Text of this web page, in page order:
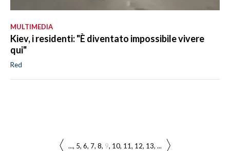
MULTIMEDIA
Kiev, i residenti: "È diventato impossibile vivere
qui"
Red
... 5 6 7 8 9 10 11 12 13 ...